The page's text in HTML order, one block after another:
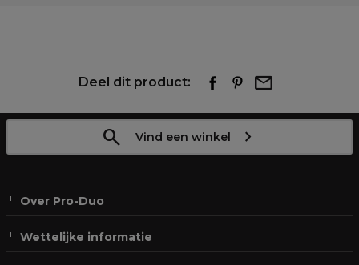
Deel dit product:
Vind een winkel
Over Pro-Duo
Wettelijke informatie